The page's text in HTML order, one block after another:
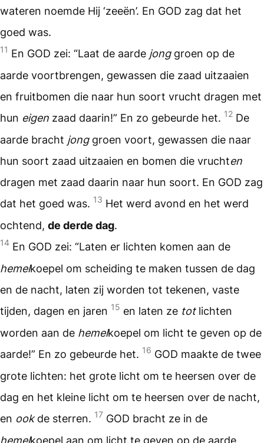
wateren noemde Hij ‘zeeën’. En GOD zag dat het
goed was.
11 En GOD zei: “Laat de aarde jonggroen op de
aarde voortbrengen, gewassen die zaad uitzaaien
en fruitbomen die naar hun soort vrucht dragen met
hun eigen zaad daarin!” En zo gebeurde het. 12 De
aarde bracht jonggroen voort, gewassen die naar
hun soort zaad uitzaaien en bomen die vruchten
dragen met zaad daarin naar hun soort. En GOD zag
dat het goed was. 13 Het werd avond en het werd
ochtend, de derde dag.
14 En GOD zei: “Laten er lichten komen aan de
hemelkoepel om scheiding te maken tussen de dag
en de nacht, laten zij worden tot tekenen, vaste
tijden, dagen en jaren 15 en laten ze totlichten
worden aan de hemelkoepel om licht te geven op de
aarde!” En zo gebeurde het. 16 GOD maakte de twee
grote lichten: het grote licht om te heersen over de
dag en het kleine licht om te heersen over de nacht,
en ookde sterren. 17 GOD bracht ze in de
hemelkoepel aan om licht te geven op de aarde,